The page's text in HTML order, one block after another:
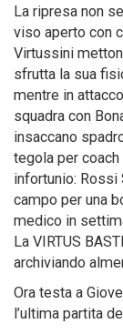
La ripresa non
viso aperto con
Virtussini
sfrutta la sua
mentre in
squadra con
insaccano
tegola per
infortunio: Rossi
campo per una
medico in
La VIRTUS
archiviando
Ora testa a
l’ultima partita